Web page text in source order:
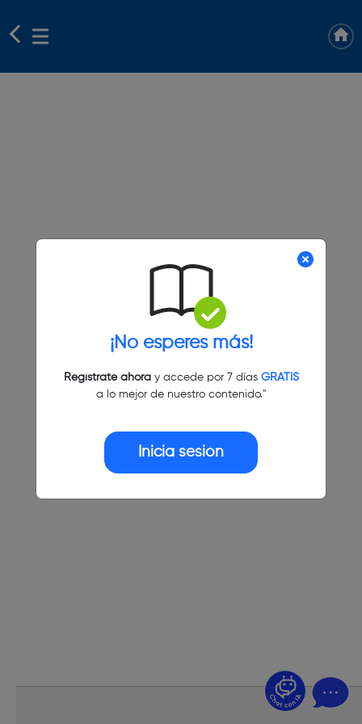
¡No esperes más!
Regístrate ahoray accede por 7 días GRATIS
a lo mejor de nuestro contenido."
Inicia sesión